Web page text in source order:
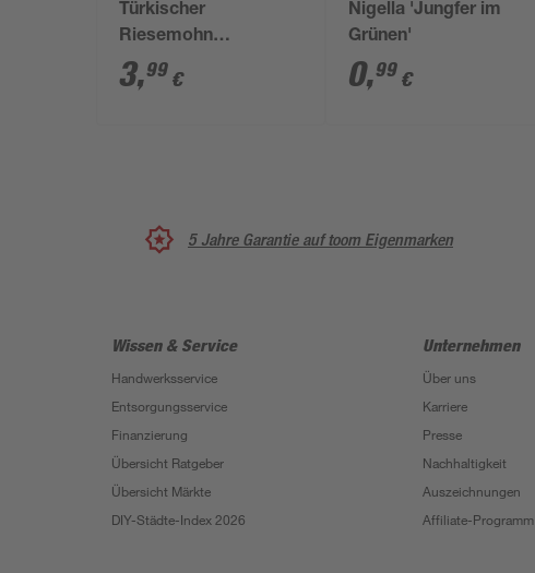
Türkischer
Riesemohn
Olympiafeuer'
3,99 €
Nigella 'Jungfer im
Grünen'
0,99 €
5 Jahre Garantie auf toom Eigenmarken
Wissen & Service
Handwerksservice
Entsorgungsservice
Finanzierung
Übersicht Ratgeber
Übersicht Märkte
DIY-Städte-Index 2026
Unternehmen
Über uns
Karriere
Presse
Nachhaltigkeit
Auszeichnungen
Affiliate-Programm